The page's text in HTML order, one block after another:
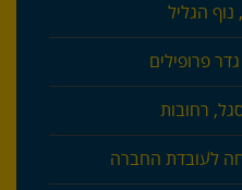
הגליל
פרופילים
רחובות
לעובדת החברה